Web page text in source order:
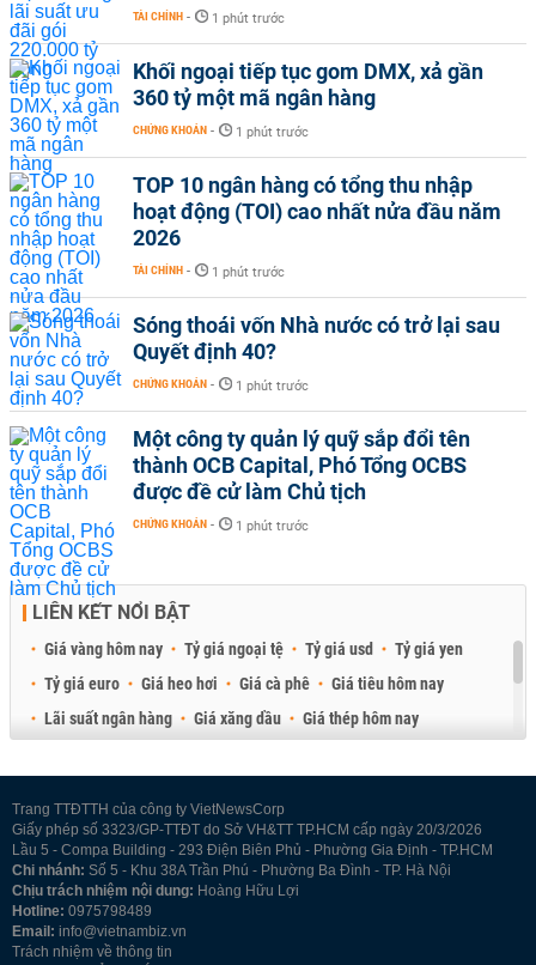
TÀI CHÍNH - 1 phút trước
Khối ngoại tiếp tục gom DMX, xả gần
360 tỷ một mã ngân hàng
CHỨNG KHOÁN - 1 phút trước
TOP 10 ngân hàng có tổng thu nhập
hoạt động (TOI) cao nhất nửa đầu năm
2026
TÀI CHÍNH - 1 phút trước
Sóng thoái vốn Nhà nước có trở lại sau
Quyết định 40?
CHỨNG KHOÁN - 1 phút trước
Một công ty quản lý quỹ sắp đổi tên
thành OCB Capital, Phó Tổng OCBS
được đề cử làm Chủ tịch
CHỨNG KHOÁN - 1 phút trước
LIÊN KẾT NỔI BẬT
Giá vàng hôm nay Tỷ giá ngoại tệ Tỷ giá usd
Tỷ giá yen
Tỷ giá euro
Giá heo hơi Giá cà phê
Giá tiêu hôm nay
Lãi suất ngân hàng
Giá xăng dầu
Giá thép hôm nay
Trang TTĐTTH của công ty VietNewsCorp
Giấy phép số 3323/GP-TTĐT do Sở VH&TT TP.HCM cấp ngày 20/3/2026
Lầu 5 - Compa Building - 293 Điện Biên Phủ - Phường Gia Định - TP.HCM
Chi nhánh: Số 5 - Khu 38A Trần Phú - Phường Ba Đình - TP. Hà Nội
Chịu trách nhiệm nội dung: Hoàng Hữu Lợi
Hotline: 0975798489
Email: info@vietnambiz.vn
Trách nhiệm về thông tin